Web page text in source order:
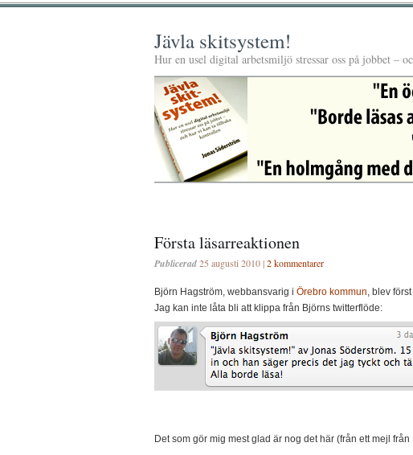
Jävla skitsystem!
Hur en usel digital arbetsmiljö stressar oss på jobbet –
Första läsarreaktionen
Publicerad25 augusti 2010 |2 kommentarer
Björn Hagström, webbansvarig i Örebro kommun , blev
Jag kan inte låta bli att klippa från Björns twitterflöde:
Det som gör mig mest glad är nog det här (från ett mejl från